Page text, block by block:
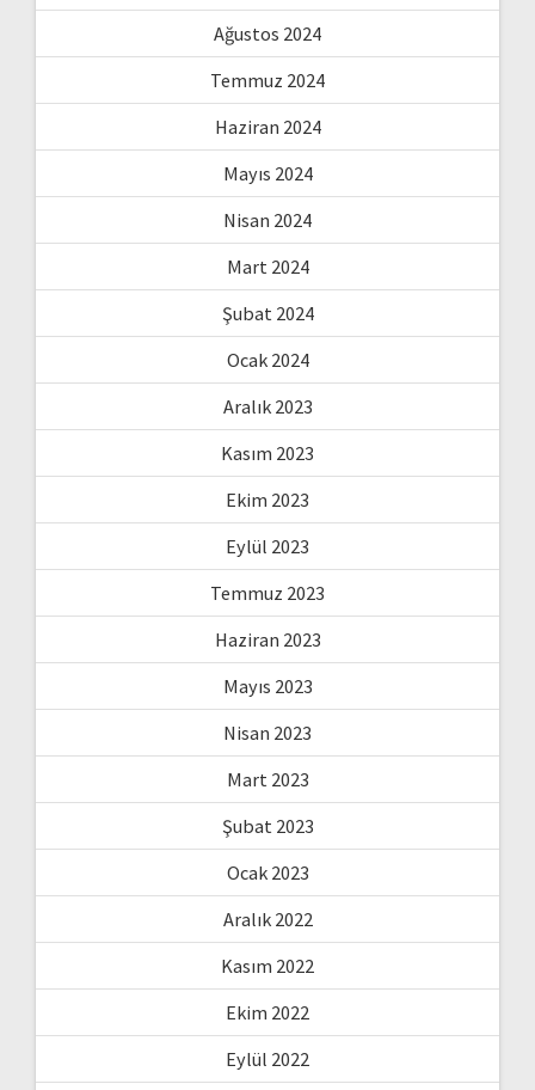
Ağustos 2024
Temmuz 2024
Haziran 2024
Mayıs 2024
Nisan 2024
Mart 2024
Şubat 2024
Ocak 2024
Aralık 2023
Kasım 2023
Ekim 2023
Eylül 2023
Temmuz 2023
Haziran 2023
Mayıs 2023
Nisan 2023
Mart 2023
Şubat 2023
Ocak 2023
Aralık 2022
Kasım 2022
Ekim 2022
Eylül 2022